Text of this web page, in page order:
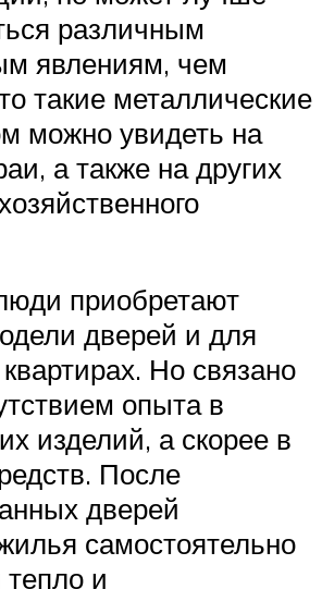
различным
явлениям, чем
такие металлические
можно увидеть на
а также на других
приобретают
дверей и для
Но связано
опыта в
изделий, а скорее в
После
дверей
самостоятельно
и